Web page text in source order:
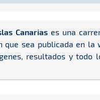
Canariases una
sea publicada en la
resultados y